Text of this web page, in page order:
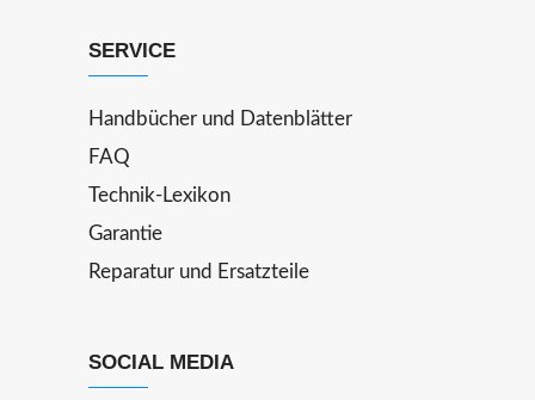
SERVICE
Handbücher und Datenblätter
FAQ
Technik-Lexikon
Garantie
Reparatur und Ersatzteile
SOCIAL MEDIA